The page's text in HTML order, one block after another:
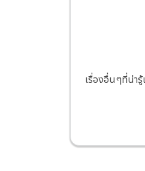
เรื่องอื่นๆที่น่ารู้